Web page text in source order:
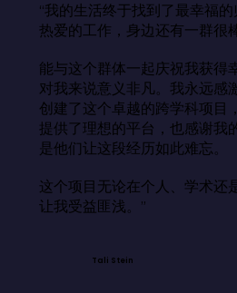
“我的生活终于找到了最幸福
热爱的工作，身边还有一群很
能与这个群体一起庆祝我获得
对我来说意义非凡。我永远感
创建了这个卓越的跨学科项目
提供了理想的平台，也感谢我
是他们让这段经历如此难忘。
这个项目无论在个人、学术还
让我受益匪浅。”
Tali Stein